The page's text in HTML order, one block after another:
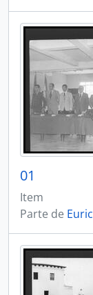
01
Item
Parte de